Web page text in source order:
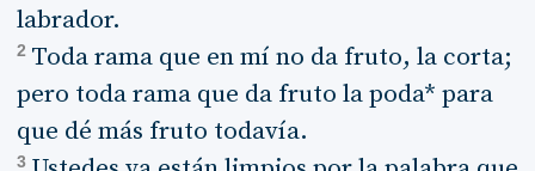
labrador.
2 Toda rama que en mí no da fruto, la corta;
pero toda rama que da fruto la poda* para
que dé más fruto todavía.
3